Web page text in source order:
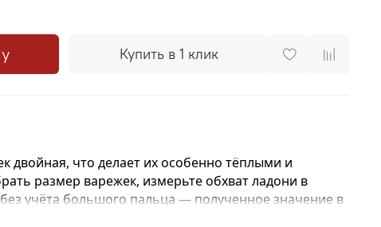
Купить в 1 клик
двойная, что делает их особенно тёплыми и
размер варежек, измерьте обхват ладони в
учёта большого пальца — полученное значение в
размером.